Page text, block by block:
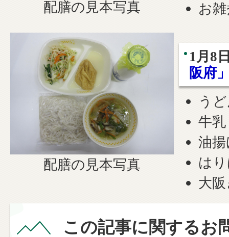
配膳の見本写真 お
配膳の見本写真
1月
阪府
う
牛乳
油
は
大
この記事に関するお